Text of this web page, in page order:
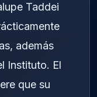
Taddei
además
Instituto. El
que su